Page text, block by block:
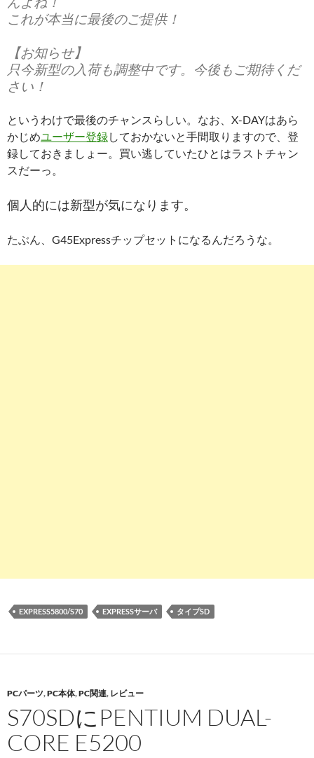
これが本当に最後のご提供！
【お知らせ】
只今新型の入荷も調整中です。今後もご期待くだ
さい！
というわけで最後のチャンスらしい。なお、X-DAYはあら
かじめユーザー登録しておかないと手間取りますので、登
録しておきましょー。買い逃していたひとはラストチャン
スだーっ。
個人的には新型が気になります。
たぶん、G45Expressチップセットになるんだろうな。
EXPRESS5800/S70 EXPRESSサーバ タイプSD
PCパーツ,PC本体,PC関連, レビュー
S70SDにPENTIUM DUAL-
CORE E5200